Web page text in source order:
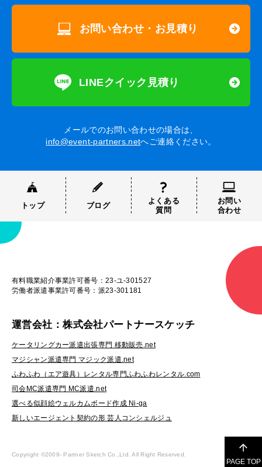
お問い合わせ・お見積り
LINEクイック見積り
メールでのお問い合わせの場合は、
info@event-partners.netへご連絡ください。
トップ ブログ
よくある
質問
お問い
合わせ
有料職業紹介事業許可番号：23-ユ-301527
労働者派遣事業許可番号：派23-301181
運営会社：株式会社パートナースケッチ
ケータリングカー派遣出張専門 移動販売.net
マジシャン派遣専門 マジック派遣.net
ふわふわ（エア遊具）レンタル専門ふわふわレンタル.com
司会MC派遣専門 MC派遣.net
選べる似顔絵ウェルカムボード作成 Ni-ga
新しいエージェント契約の形 芸人コンシェルジュ
Copyright ©2009- Partner Sketch Co.,Ltd. All Right Reserved.
PAGE TOP